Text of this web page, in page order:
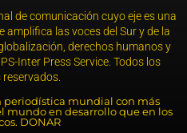
de comunicación cuyo eje es una
las voces del Sur y de la
derechos humanos y
Inter Press Service. Todos los
periodística mundial con más
mundo en desarrollo que en los
DONAR